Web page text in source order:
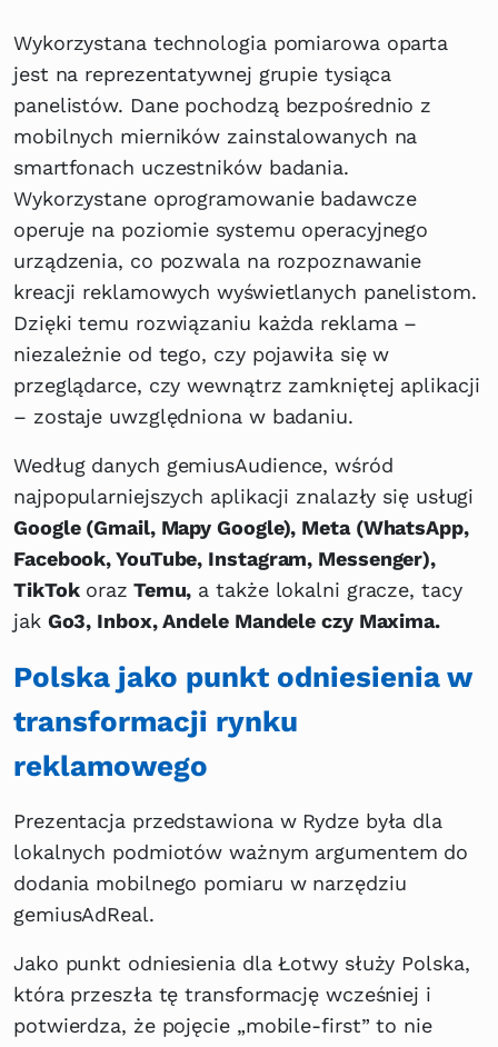
Wykorzystana technologia pomiarowa oparta
jest na reprezentatywnej grupie tysiąca
panelistów. Dane pochodzą bezpośrednio z
mobilnych mierników zainstalowanych na
smartfonach uczestników badania.
Wykorzystane oprogramowanie badawcze
operuje na poziomie systemu operacyjnego
urządzenia, co pozwala na rozpoznawanie
kreacji reklamowych wyświetlanych panelistom.
Dzięki temu rozwiązaniu każda reklama –
niezależnie od tego, czy pojawiła się w
przeglądarce, czy wewnątrz zamkniętej aplikacji
– zostaje uwzględniona w badaniu.
Według danych gemiusAudience, wśród
najpopularniejszych aplikacji znalazły się usługi
Google (Gmail, Mapy Google), Meta (WhatsApp,
Facebook, YouTube, Instagram, Messenger),
TikTokoraz Temu, a także lokalni gracze, tacy
jak Go3, Inbox, Andele Mandele czy Maxima.
Polska jako punkt odniesienia w
transformacji rynku
reklamowego
Prezentacja przedstawiona w Rydze była dla
lokalnych podmiotów ważnym argumentem do
dodania mobilnego pomiaru w narzędziu
gemiusAdReal.
Jako punkt odniesienia dla Łotwy służy Polska,
która przeszła tę transformację wcześniej i
potwierdza, że pojęcie „mobile-first” to nie